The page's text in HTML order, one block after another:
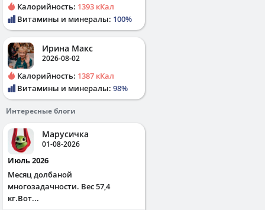
Калорийность: 1393 кКал
Витамины и минералы: 100%
Ирина Макс
2026-08-02
Калорийность: 1387 кКал
Витамины и минералы: 98%
Интересные блоги
Марусичка
01-08-2026
Июль 2026
Месяц долбаной
многозадачности. Вес 57,4
кг.Вот...